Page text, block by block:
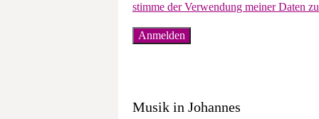
stimme der Verwendung meiner Daten zu
Musik in Johannes